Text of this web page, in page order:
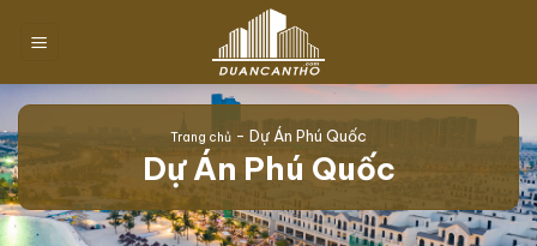
đến
dung
Trang chủ - Dự Án Phú Quốc
Dự Án Phú Quốc